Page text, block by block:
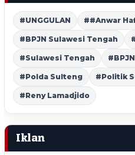
#UNGGULAN ##Anwar
#BPJN Sulawesi Tengah
#Sulawesi Tengah
#Polda Sulteng #Politik
#Reny Lamadjido
Iklan